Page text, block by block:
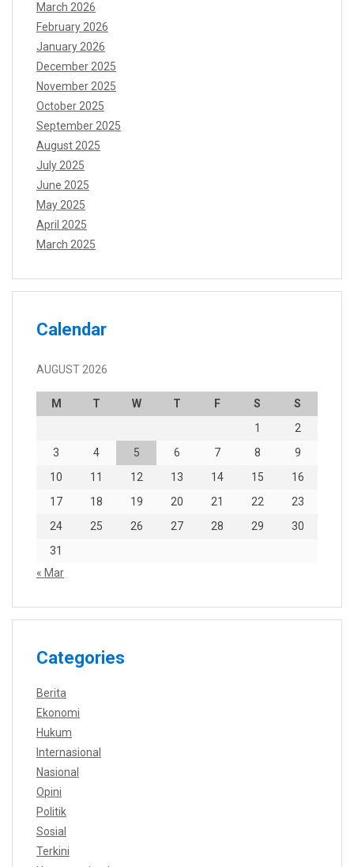
March 2026
February 2026
January 2026
December 2025
November 2025
October 2025
September 2025
August 2025
July 2025
June 2025
May 2025
April 2025
March 2025
Calendar
AUGUST 2026
M T W T F S
S
1
2
3
4 5 6 7 8
9
10
11 12 13 14 15
16
17
18 19 20 21 22
23
24
25 26 27 28 29
30
31
« Mar
Categories
Berita
Ekonomi
Hukum
Internasional
Nasional
Opini
Politik
Sosial
Terkini